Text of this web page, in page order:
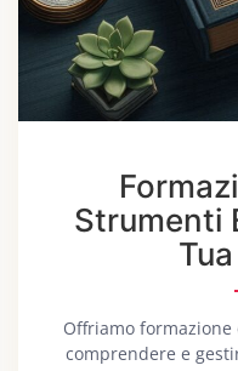
Strumenti
Offriamo
comprendere e